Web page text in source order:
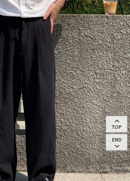
TOP
END